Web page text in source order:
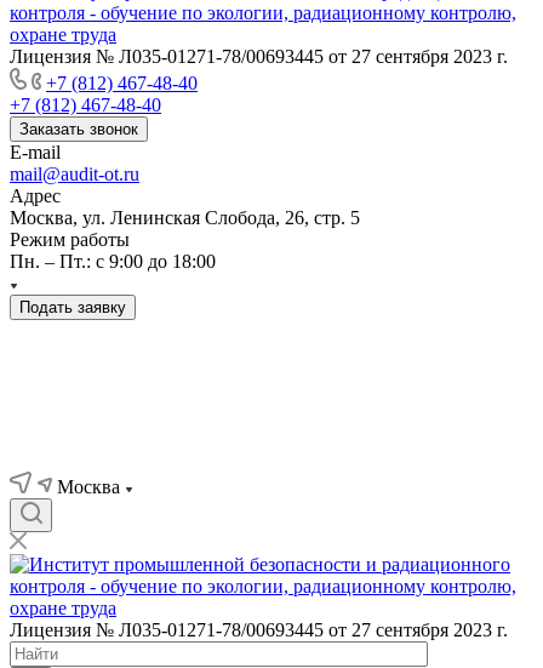
Лицензия № Л035-01271-78/00693445 от 27 сентября 2023 г.
+7 (812) 467-48-40
+7 (812) 467-48-40
Заказать звонок
E-mail
mail@audit-ot.ru
Адрес
Москва, ул. Ленинская Слобода, 26, стр. 5
Режим работы
Пн. – Пт.: с 9:00 до 18:00
Подать заявку
Москва
Лицензия № Л035-01271-78/00693445 от 27 сентября 2023 г.